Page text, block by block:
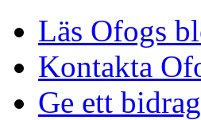
Läs Ofogs
Kontakta
Ge ett bidrag